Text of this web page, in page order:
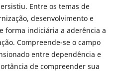
Entre os temas de
desenvolvimento e
forma indiciária a aderência a
Compreende-se o campo
entre dependência e
de compreender sua